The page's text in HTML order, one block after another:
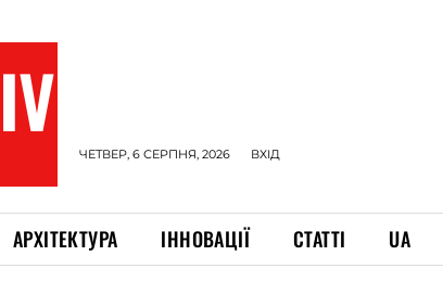
ЧЕТВЕР, 6 СЕРПНЯ, 2026 ВХІД
АРХІТЕКТУРА ІННОВАЦІЇ СТАТТІ UA